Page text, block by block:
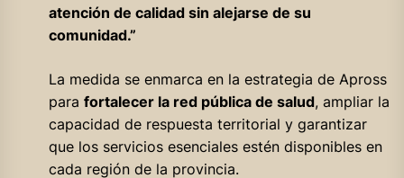
atención de calidad sin alejarse de su
comunidad.”
La medida se enmarca en la estrategia de Apross
para fortalecer la red pública de salud, ampliar la
capacidad de respuesta territorial y garantizar
que los servicios esenciales estén disponibles en
cada región de la provincia.